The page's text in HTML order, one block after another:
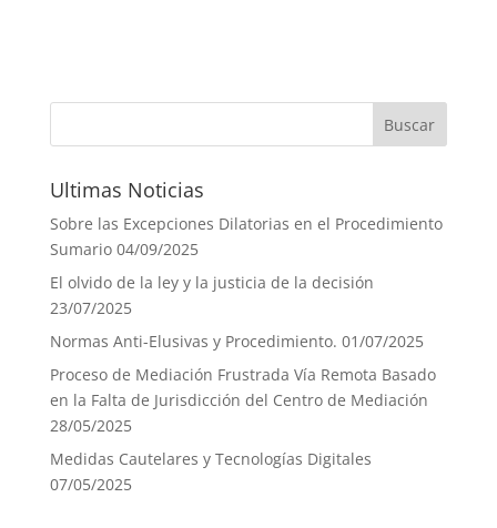
Ultimas Noticias
Sobre las Excepciones Dilatorias en el Procedimiento
Sumario 04/09/2025
El olvido de la ley y la justicia de la decisión
23/07/2025
Normas Anti-Elusivas y Procedimiento. 01/07/2025
Proceso de Mediación Frustrada Vía Remota Basado
en la Falta de Jurisdicción del Centro de Mediación
28/05/2025
Medidas Cautelares y Tecnologías Digitales
07/05/2025